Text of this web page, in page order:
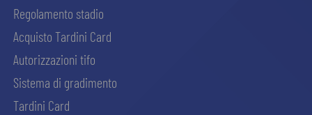
Regolamento stadio
Acquisto Tardini Card
Autorizzazioni tifo
Sistema di gradimento
Tardini Card